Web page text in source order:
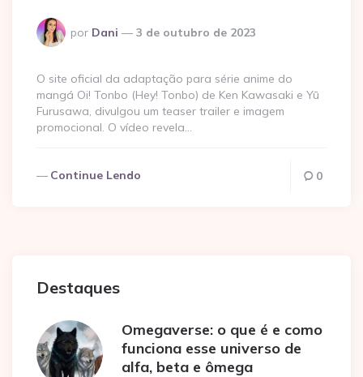
Postado
por
por Dani 3 de outubro de 2023
O site oficial da adaptação para série anime do
mangá Oi! Tonbo (Hey! Tonbo) de Ken Kawasaki e Yū
Furusawa, divulgou um teaser trailer e imagem
promocional. O vídeo revela…
Continue Lendo 0
Destaques
Omegaverse: o que é e como
funciona esse universo de
alfa, beta e ômega